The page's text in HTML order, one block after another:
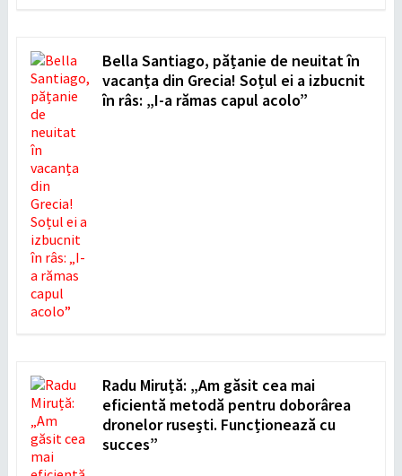
Bella Santiago, pățanie de neuitat în
vacanța din Grecia! Soțul ei a izbucnit
în râs: „I-a rămas capul acolo”
Radu Miruță: „Am găsit cea mai
eficientă metodă pentru doborârea
dronelor rusești. Funcționează cu
succes”